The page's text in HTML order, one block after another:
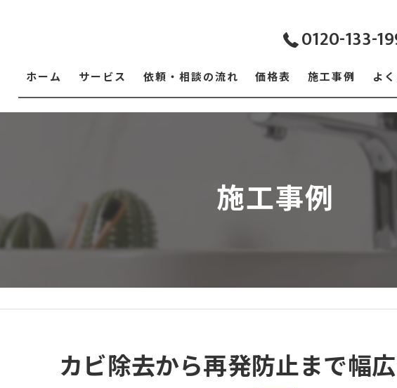
0120-133-
ホーム サービス 依頼・相談の流れ 価格表 施工事例 よ
施工事例
カビ除去から再発防止まで幅